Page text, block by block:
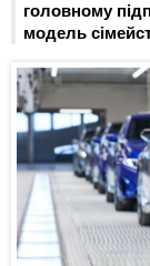
головному
модель